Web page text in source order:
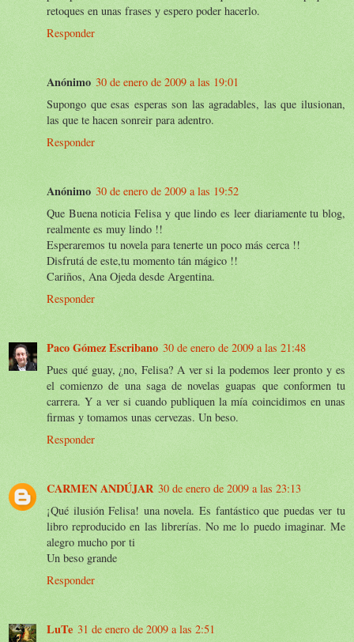
retoques en unas frases y espero poder hacerlo.
Responder
Anónimo 30 de enero de 2009 a las 19:01
Supongo que esas esperas son las agradables, las que ilusionan,
las que te hacen sonreir para adentro.
Responder
Anónimo 30 de enero de 2009 a las 19:52
Que Buena noticia Felisa y que lindo es leer diariamente tu blog,
realmente es muy lindo !!
Esperaremos tu novela para tenerte un poco más cerca !!
Disfrutá de este,tu momento tán mágico !!
Cariños, Ana Ojeda desde Argentina.
Responder
Paco Gómez Escribano 30 de enero de 2009 a las 21:48
Pues qué guay, ¿no, Felisa? A ver si la podemos leer pronto y es
el comienzo de una saga de novelas guapas que conformen tu
carrera. Y a ver si cuando publiquen la mía coincidimos en unas
firmas y tomamos unas cervezas. Un beso.
Responder
CARMEN ANDÚJAR 30 de enero de 2009 a las 23:13
¡Qué ilusión Felisa! una novela. Es fantástico que puedas ver tu
libro reproducido en las librerías. No me lo puedo imaginar. Me
alegro mucho por ti
Un beso grande
Responder
LuTe 31 de enero de 2009 a las 2:51